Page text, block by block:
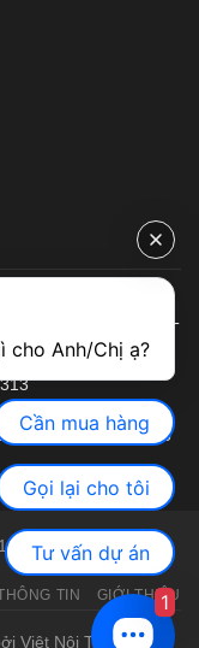
hệ chúng tôi:
VÀ SẢN XUẤT VIỆT
Mọi quyền được bảo
chính hãng
TIN GIỚI THIỆU
Việt Nội Thất |Bàn
Cần mua hàng
Gọi lại cho tôi
Tư vấn dự án
1